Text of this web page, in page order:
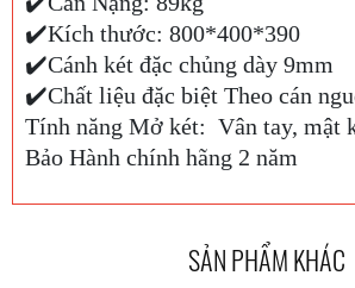
✔️Kích thước: 800*400*390
✔️Cánh két đặc chủng dày 9mm
✔️Chất liệu đặc biệt Theo cán
Tính năng Mở két: Vân tay, mật
Bảo Hành chính hãng 2 năm
SẢN PHẨM KHÁC